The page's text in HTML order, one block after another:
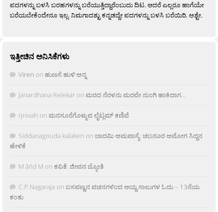
ಪದಗಳನ್ನು ಬಳಸಿ ಬರಹಗಳನ್ನು ಬರೆಯುತ್ತಿದ್ದಾರೆಂಬುದು ದಿಟ. ಆದರೆ ಎಲ್ಲರೂ ಹಾಗೆಯೇ
ಬರೆಯಬೇಕೆಂದೇನೂ ಇಲ್ಲ. ನಿಮಗಾದಶ್ಟು ಕನ್ನಡದ್ದೇ ಪದಗಳನ್ನು ಬಳಸಿ ಬರೆಯಿರಿ, ಅಶ್ಟೇ.
ಇತ್ತೀಚಿನ ಅನಿಸಿಕೆಗಳು
Viren on ಹುಣಸೆ ಹುಳಿ ಅನ್ನ
Janardhana Relekar on ಮರದ ನೆರಳನು ಮರವೇ ನುಂಗಿ ಹಾಕಿದಾಗ…
rjnivah on ಮನಸೂರೆಗೊಳ್ಳುವ ಲೈಟ್ಲಮ್ ಕಣಿವೆ
Siddanagouda kalakeri on ಬಾದಮಿ ಅಮವಾಸ್ಯೆ: ಚಬನೂರ ಅಮೋಗ ಸಿದ್ದನ
ಹೇಳಿಕೆ
M âñd M on ಕವಿತೆ: ಜೀವನ ಜ್ಯೋತಿ
C.P.Nagaraja on ಬಸವಣ್ಣನ ವಚನಗಳಿಂದ ಆಯ್ದ ಸಾಲುಗಳ ಓದು – 13ನೆಯ
ಕಂತು